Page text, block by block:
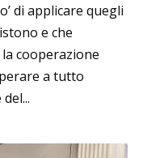
di applicare quegli
e che
cooperazione
a tutto